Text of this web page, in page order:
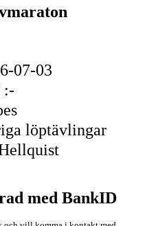
07-03
:-
löptävlingar
med BankID